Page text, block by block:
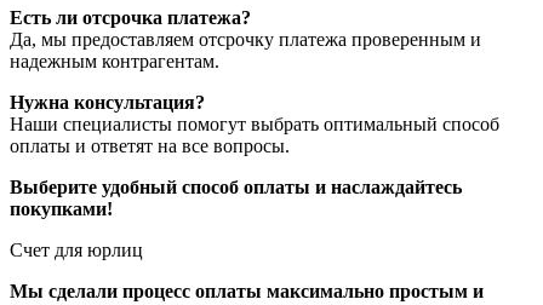
Есть ли отсрочка платежа?
Да, мы предоставляем отсрочку платежа проверенным и
надежным контрагентам.
Нужна консультация?
Наши специалисты помогут выбрать оптимальный способ
оплаты и ответят на все вопросы.
Выберите удобный способ оплаты и наслаждайтесь
покупками!
Счет для юрлиц
Мы сделали процесс оплаты максимально простым и